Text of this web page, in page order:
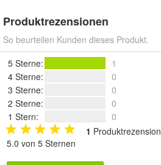
Produktrezensionen
So beurteilen Kunden dieses Produkt.
5 Sterne:
1
4 Sterne:
0
3 Sterne:
0
2 Sterne:
0
1 Stern:
0
1 Produktrezension
5.0 von 5 Sternen